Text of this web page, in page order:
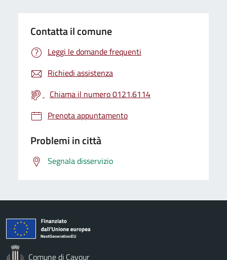
Contatta il comune
Leggi le domande frequenti
Richiedi assistenza
Chiama il numero 0121.6114
Prenota appuntamento
Problemi in città
Segnala disservizio
Comune di Cavour